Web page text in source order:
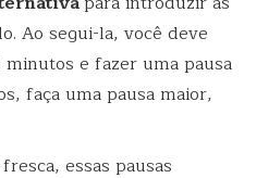
Ao segui-la, você deve
e fazer uma pausa
faça uma pausa maior,
essas pausas